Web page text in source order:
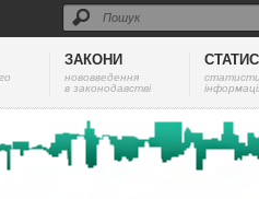
ЗАКОНИ
нововведення
в законодавстві